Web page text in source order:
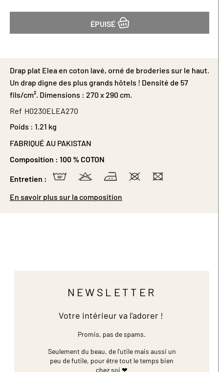
ÉPUISÉ
Drap plat Elea en coton lavé, orné de broderies sur le haut.
Un drap digne des plus grands hôtels ! Densité de 57
fils/cm². Dimensions : 270 x 290 cm.
Ref H0230ELEA270
Poids : 1.21 kg
FABRIQUÉ AU PAKISTAN
Composition : 100 % COTON
Entretien :
En savoir plus sur la composition
NEWSLETTER
Votre intérieur va l'adorer !
Promis, pas de spams.
Seulement du beau, de l'utile mais aussi un
peu de futile, pour être tout le temps bien
chez soi ❤